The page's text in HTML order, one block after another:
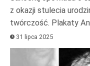
z okazji stulecia
twórczość. Plakaty
31 lipca 2025